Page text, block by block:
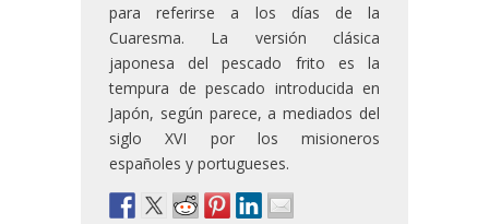
para referirse a los días de la
Cuaresma. La versión clásica
japonesa del pescado frito es la
tempura de pescado introducida en
Japón, según parece, a mediados del
siglo XVI por los misioneros
españoles y portugueses.